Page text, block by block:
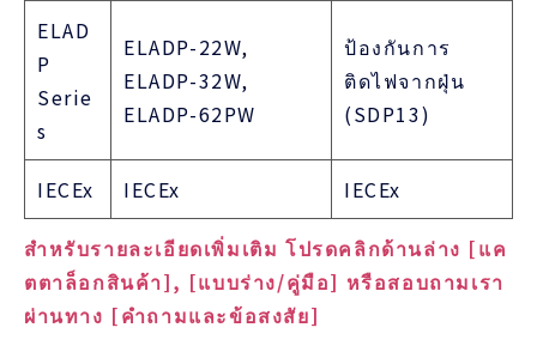
ELAD
P
Serie
s
ELADP-22W,
ELADP-32W,
ELADP-62PW
ป้องกันการ
ติดไฟจากฝุ่น
(SDP13)
IECEx IECEx IECEx
สำหรับรายละเอียดเพิ่มเติม โปรดคลิกด้านล่าง [แค
ตตาล็อกสินค้า], [แบบร่าง/คู่มือ] หรือสอบถามเรา
ผ่านทาง [คำถามและข้อสงสัย]